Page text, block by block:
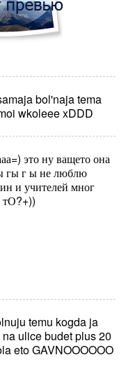
bol'naja tema
wkoleee xDDD
это ну ващето она
гы г ы не люблю
и учителей мног
тО?+))
temu kogda ja
ulice budet plus 20
eto GAVNOOOOOO